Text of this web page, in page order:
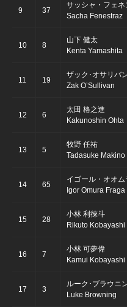
9 37
サッシャ・フェネ
Sacha Fenestraz
10 8
山下 健太
Kenta Yamashita
11 19
ザック･オサリバ
Zak O’Sullivan
12 6
太田 格之進
Kakunoshin Ohta
13 5
牧野 任祐
Tadasuke Makino
14 65
イゴール・オオ
Igor Omura Fraga
15 28
小林 利徠斗
Rikuto Kobayashi
16 7
小林 可夢偉
Kamui Kobayashi
17 3
ルーク･ブラウニ
Luke Browning